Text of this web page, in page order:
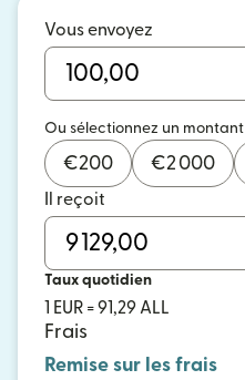
Vous envoyez
Ou sélectionnez un montant
€200 €2 000
Il reçoit
Taux quotidien
1 EUR = 91,29 ALL
Frais
Remise sur les frais